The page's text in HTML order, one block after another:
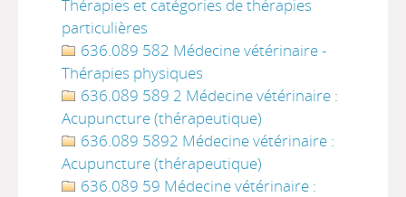
Thérapies et catégories de thérapies
particulières
636.089 582 Médecine vétérinaire -
Thérapies physiques
636.089 589 2 Médecine vétérinaire :
Acupuncture (thérapeutique)
636.089 5892 Médecine vétérinaire :
Acupuncture (thérapeutique)
636.089 59 Médecine vétérinaire :